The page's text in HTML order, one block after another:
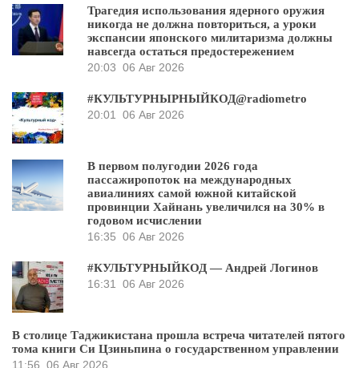
Трагедия использования ядерного оружия
никогда не должна повториться, а уроки
экспансии японского милитаризма должны
навсегда остаться предостережением
20:03 06 Авг 2026
#КУЛЬТУРНЫРНЫЙКОД@radiometro
20:01 06 Авг 2026
В первом полугодии 2026 года
пассажиропоток на международных
авиалиниях самой южной китайской
провинции Хайнань увеличился на 30% в
годовом исчислении
16:35 06 Авг 2026
#КУЛЬТУРНЫЙКОД — Андрей Логинов
16:31 06 Авг 2026
В столице Таджикистана прошла встреча читателей пятого
тома книги Си Цзиньпина о государственном управлении
11:56 06 Авг 2026